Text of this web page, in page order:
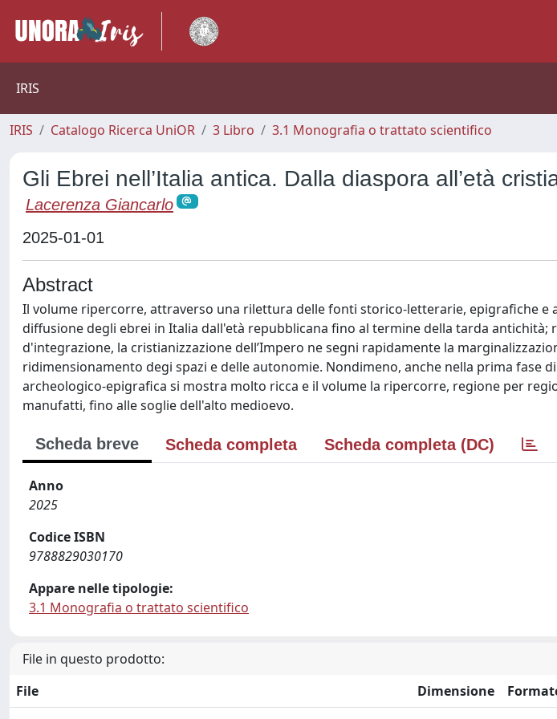
IRIS
IRIS Catalogo Ricerca UniOR 3 Libro 3.1 Monografia o trattato scientifico
Gli Ebrei nell’Italia antica. Dalla diaspora all’età
Lacerenza Giancarlo
2025-01-01
Abstract
Il volume ripercorre, attraverso una rilettura delle fonti storico-letterarie, epigrafiche e
diffusione degli ebrei in Italia dall'età repubblicana fino al termine della tarda antichità;
d'integrazione, la cristianizzazione dell’Impero ne segni rapidamente la
ridimensionamento degi spazi e delle autonomie. Nondimeno, anche nella prima fase
archeologico-epigrafica si mostra molto ricca e il volume la ripercorre, regione per
manufatti, fino alle soglie dell'alto medioevo.
Scheda breve Scheda completa Scheda completa (DC)
Anno
2025
Codice ISBN
9788829030170
Appare nelle tipologie:
3.1 Monografia o trattato scientifico
File in questo prodotto:
File
Dimensione